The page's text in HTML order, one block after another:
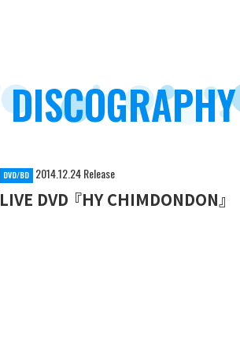
DISCOGRAPHY
DVD/BD 2014.12.24 Release
LIVE DVD 『HY CHIMDONDON』